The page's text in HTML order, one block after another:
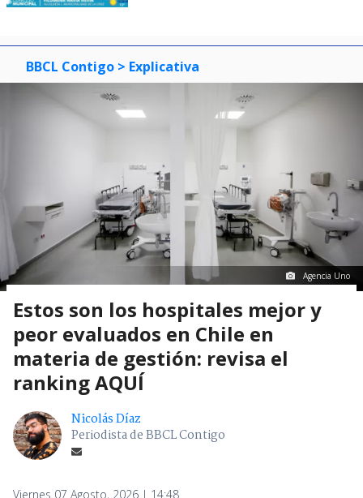
BBCL Contigo > Explicativa
Agencia Uno
Estos son los hospitales mejor y
peor evaluados en Chile en
materia de gestión: revisa el
ranking AQUÍ
Nicolás Díaz
Periodista de BBCL Contigo
Viernes 07 Agosto, 2026 | 14:48